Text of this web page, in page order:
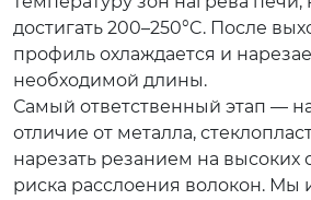
достигать 200–250°C. После
профиль охлаждается и
необходимой длины.
Самый ответственный этап —
отличие от металла,
нарезать резанием на высоких
риска расслоения волокон. Мы